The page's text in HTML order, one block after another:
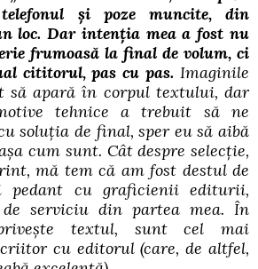
și poze muncite, din
loc. Dar intenția mea a fost nu
frumoasă la final de volum, ci
cititorul, pas cu pas. Imaginile
apară în corpul textului, dar
tehnice a trebuit să ne
soluția de final, sper eu să aibă
cum sunt. Cât despre selecție,
mă tem că am fost destul de
pedant cu graficienii editurii,
de serviciu din partea mea. În
textul, sunt cel mai
cu editorul (care, de altfel,